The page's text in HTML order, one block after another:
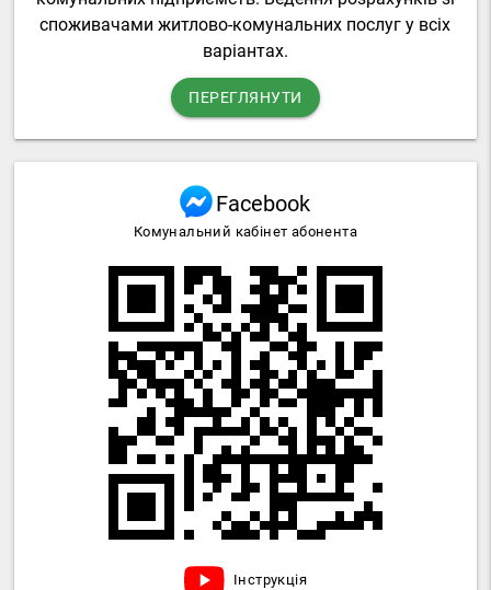
споживачами житлово-комунальних послуг у всіх
варіантах.
ПЕРЕГЛЯНУТИ
Facebook
Комунальний кабінет абонента
Інструкція